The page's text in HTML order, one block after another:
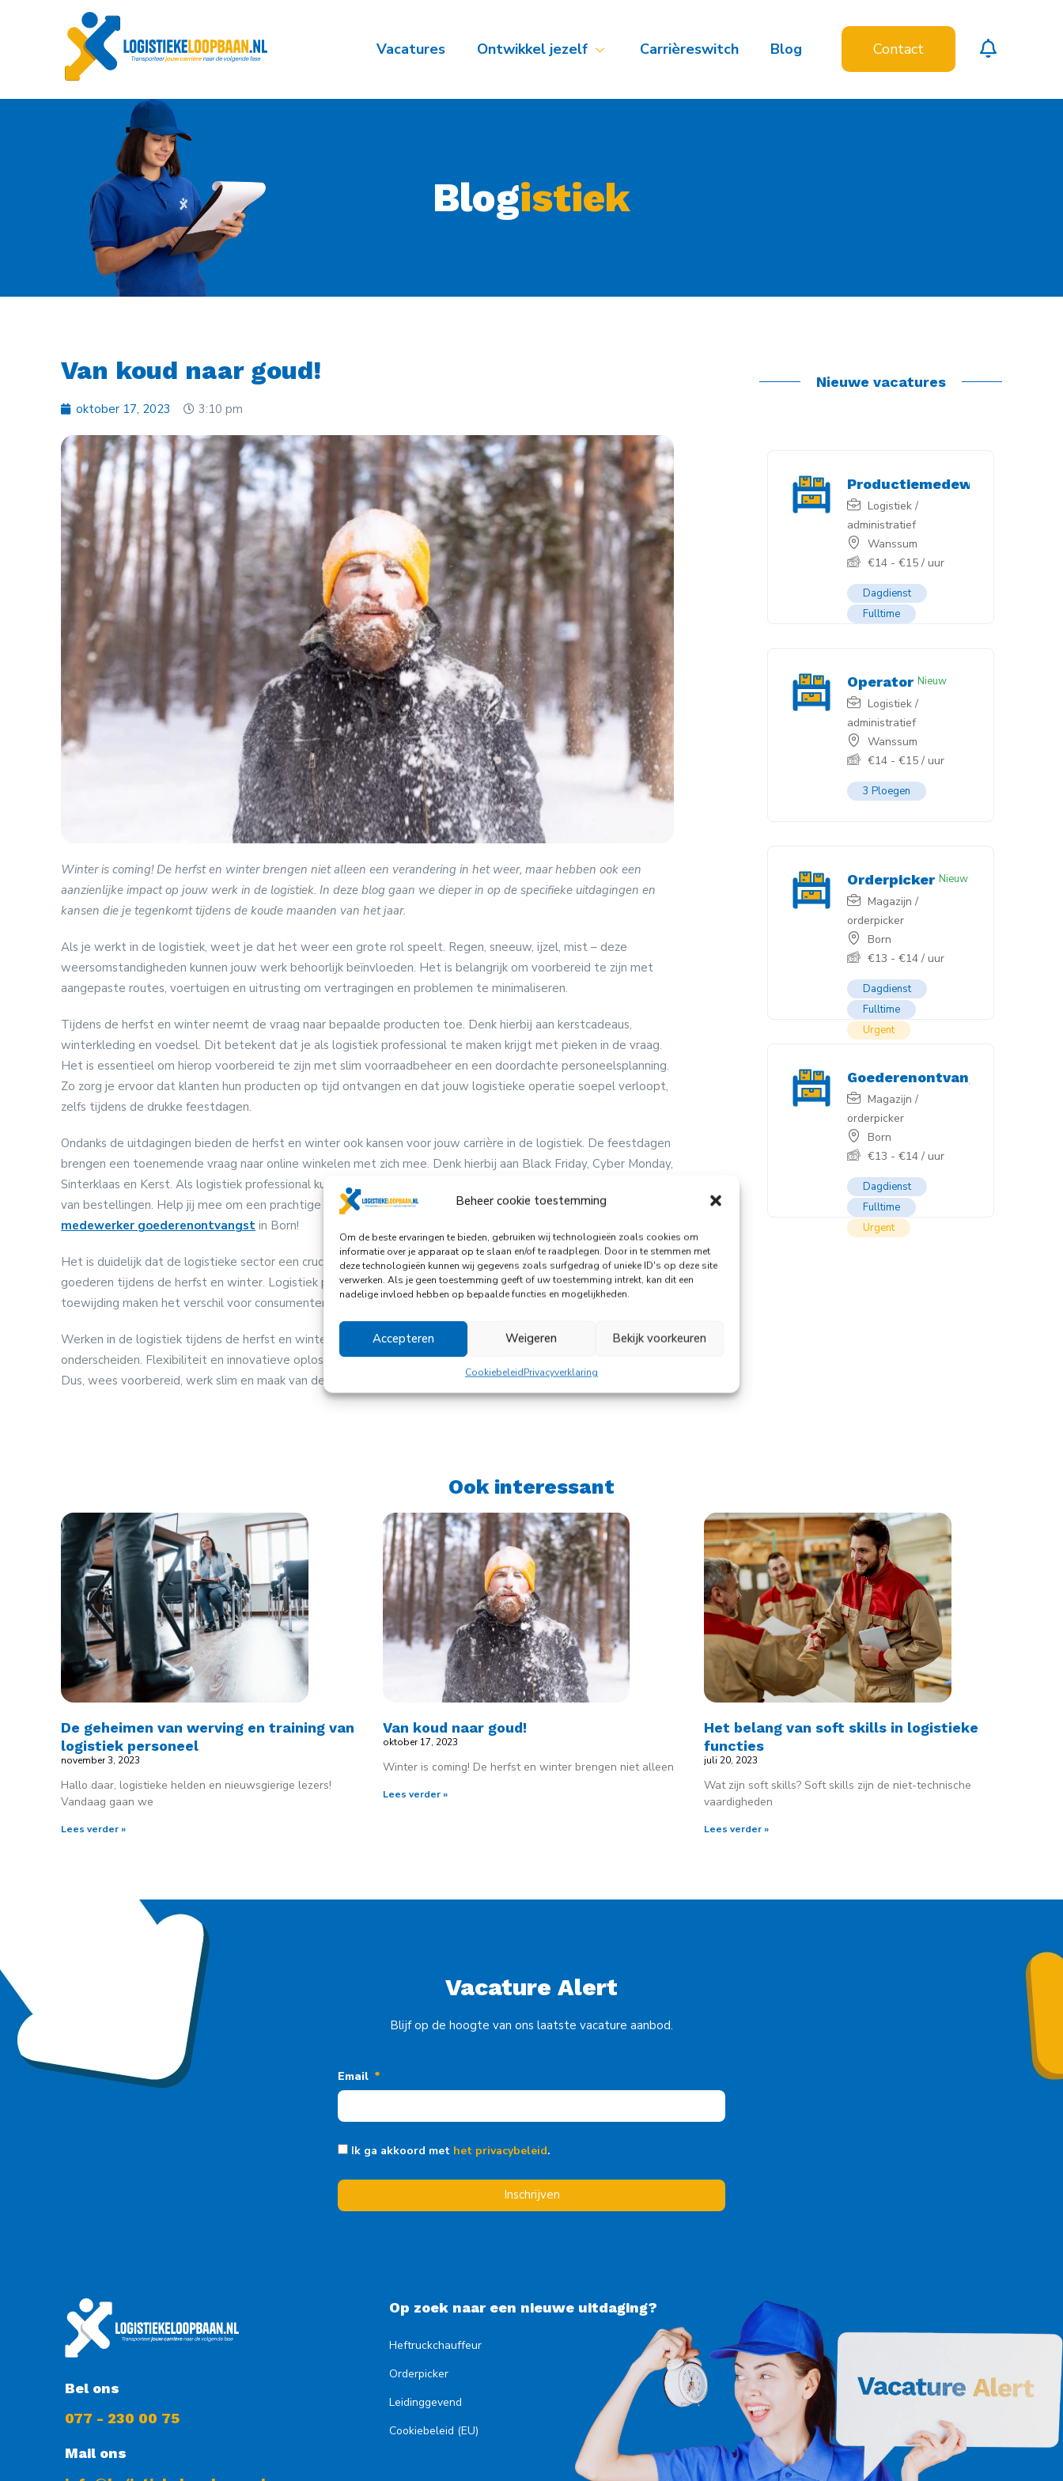
Beheer cookie toestemming
Om de beste ervaringen te bieden, gebruiken wij technologieën zoals cookies om
informatie over je apparaat op te slaan en/of te raadplegen. Door in te stemmen met
deze technologieën kunnen wij gegevens zoals surfgedrag of unieke ID's op deze site
verwerken. Als je geen toestemming geeft of uw toestemming intrekt, kan dit een
nadelige invloed hebben op bepaalde functies en mogelijkheden.
Accepteren Weigeren Bekijk voorkeuren
CookiebeleidPrivacyverklaring
Vacatures Ontwikkel jezelf Carrièreswitch Blog Contact
Blogistiek
Van koud naar goud!
oktober 17, 2023 3:10 pm
Winter is coming! De herfst en winter brengen niet alleen een verandering in het weer, maar hebben ook een
aanzienlijke impact op jouw werk in de logistiek. In deze blog gaan we dieper in op de specifieke uitdagingen en
kansen die je tegenkomt tijdens de koude maanden van het jaar.
Als je werkt in de logistiek, weet je dat het weer een grote rol speelt. Regen, sneeuw, ijzel, mist – deze
weersomstandigheden kunnen jouw werk behoorlijk beïnvloeden. Het is belangrijk om voorbereid te zijn met
aangepaste routes, voertuigen en uitrusting om vertragingen en problemen te minimaliseren.
Tijdens de herfst en winter neemt de vraag naar bepaalde producten toe. Denk hierbij aan kerstcadeaus,
winterkleding en voedsel. Dit betekent dat je als logistiek professional te maken krijgt met pieken in de vraag.
Het is essentieel om hierop voorbereid te zijn met slim voorraadbeheer en een doordachte personeelsplanning.
Zo zorg je ervoor dat klanten hun producten op tijd ontvangen en dat jouw logistieke operatie soepel verloopt,
zelfs tijdens de drukke feestdagen.
Ondanks de uitdagingen bieden de herfst en winter ook kansen voor jouw carrière in de logistiek. De feestdagen
brengen een toenemende vraag naar online winkelen met zich mee. Denk hierbij aan Black Friday, Cyber Monday,
Sinterklaas en Kerst. Als logistiek professional kun je een belangrijke rol spelen in het verwerken en bezorgen
van bestellingen. Help jij mee om een prachtige kerstmaaltijd op tafel te krijgen? Dat kan alsorderpicker
medewerker goederenontvangst in Born!
Het is duidelijk dat de logistieke sector een cruciale rol speelt bij het waarborgen van een soepele levering van
goederen tijdens de herfst en winter. Logistiek professionals zijn de spil waar alles om draait, en jouw inzet en
toewijding maken het verschil voor consumenten en bedrijven die afhankelijk zijn van een tijdige levering.
Werken in de logistiek tijdens de herfst en winter kan uitdagend zijn, maar het biedt ook kansen om je te
onderscheiden. Flexibiliteit en innovatieve oplossingen zullen bepalend zijn voor jouw succes in deze periode.
Dus, wees voorbereid, werk slim en maak van de herfst en winter een tijd waarin jij in de logistiek schittert!
Nieuwe vacatures
Productiemedewerker
Logistiek /
administratief
Wanssum
€14 -€15 / uur
Dagdienst
Fulltime
Operator Nieuw
Logistiek /
administratief
Wanssum
€14 -€15 / uur
3 Ploegen
Orderpicker Nieuw
Magazijn /
orderpicker
Born
€13 -€14 / uur
Dagdienst
Fulltime
Urgent
Goederenontvangst
Magazijn /
orderpicker
Born
€13 -€14 / uur
Dagdienst
Fulltime
Urgent
Ook interessant
De geheimen van werving en training van
logistiek personeel
november 3, 2023
Hallo daar, logistieke helden en nieuwsgierige lezers!
Vandaag gaan we
Lees verder »
Van koud naar goud!
oktober 17, 2023
Winter is coming! De herfst en winter brengen niet alleen
Lees verder »
Het belang van soft skills in logistieke
functies
juli 20, 2023
Wat zijn soft skills? Soft skills zijn de niet-technische
vaardigheden
Lees verder »
Vacature Alert
Blijf op de hoogte van ons laatste vacature aanbod.
Email
Ik ga akkoord met het privacybeleid.
Inschrijven
Bel ons
077 - 230 00 75
Mail ons
Op zoek naar een nieuwe uitdaging?
Heftruckchauffeur
Orderpicker
Leidinggevend
Cookiebeleid (EU)